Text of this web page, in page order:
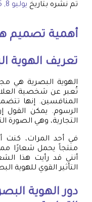
تم نشره بتاريخ يوليو 8, 2025
أهمية تصميم
تعريف الهوية
الهوية البصرية هي
تُعبر عن شخصية
المنافسين. إنها
الرسوم. يمكن القول
التجارية، وهي الصورة
في أحد المرات، كنت
منتجاً يحمل شعارًا
أنني قد رأيت هذا
التأثير القوي للهوية
دور الهوية